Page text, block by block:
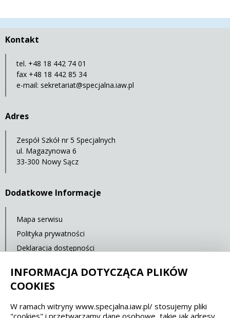
Kontakt
tel. +48 18 442 74 01
fax +48 18 442 85 34
e-mail: sekretariat@specjalna.iaw.pl
Adres
Zespół Szkół nr 5 Specjalnych
ul. Magazynowa 6
33-300 Nowy Sącz
Dodatkowe Informacje
Mapa serwisu
Polityka prywatności
Deklaracja dostępności
Cyberbezpieczeństwo
Spełniamy standardy dostępności oraz W3C
INFORMACJA DOTYCZĄCA PLIKÓW
COOKIES
W ramach witryny www.specjalna.iaw.pl/ stosujemy pliki
"cookies" i przetwarzamy dane osobowe, takie jak adresy